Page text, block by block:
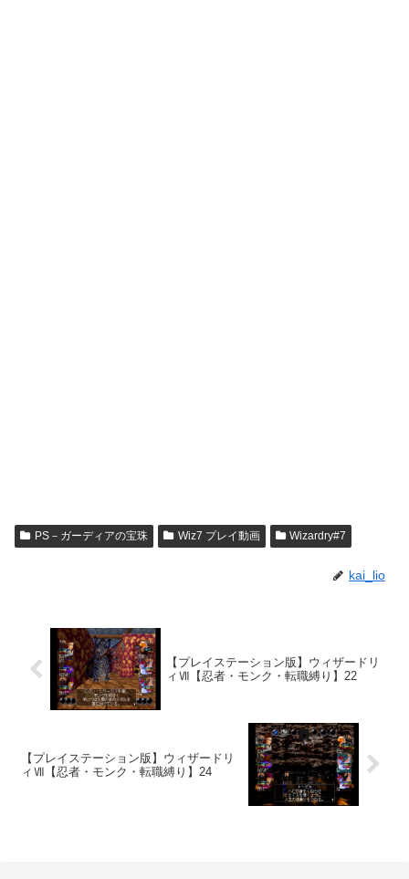
PS－ガーディアの宝珠 Wiz7 プレイ動画 Wizardry#7
kai_lio
【プレイステーション版】ウィザードリ
ィⅦ【忍者・モンク・転職縛り】22
【プレイステーション版】ウィザードリ
ィⅦ【忍者・モンク・転職縛り】24